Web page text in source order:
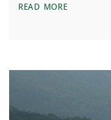
READ MOREแจ้งรายละ